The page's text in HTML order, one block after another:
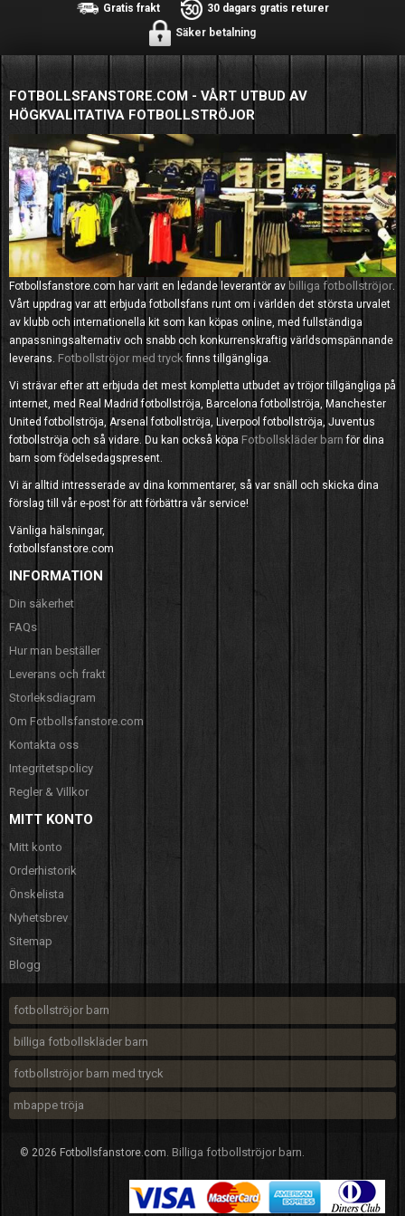
Gratis frakt
30 dagars gratis returer
Säker betalning
FOTBOLLSFANSTORE.COM - VÅRT UTBUD AV
HÖGKVALITATIVA FOTBOLLSTRÖJOR
Fotbollsfanstore.com har varit en ledande leverantör av billiga fotbollströjor.
Vårt uppdrag var att erbjuda fotbollsfans runt om i världen det största urvalet
av klubb och internationella kit som kan köpas online, med fullständiga
anpassningsalternativ och snabb och konkurrenskraftig världsomspännande
leverans. Fotbollströjor med tryck finns tillgängliga.
Vi strävar efter att erbjuda det mest kompletta utbudet av tröjor tillgängliga på
internet, med Real Madrid fotbollströja, Barcelona fotbollströja, Manchester
United fotbollströja, Arsenal fotbollströja, Liverpool fotbollströja, Juventus
fotbollströja och så vidare. Du kan också köpa Fotbollskläder barn för dina
barn som födelsedagspresent.
Vi är alltid intresserade av dina kommentarer, så var snäll och skicka dina
förslag till vår e-post för att förbättra vår service!
Vänliga hälsningar,
fotbollsfanstore.com
INFORMATION
Din säkerhet
FAQs
Hur man beställer
Leverans och frakt
Storleksdiagram
Om Fotbollsfanstore.com
Kontakta oss
Integritetspolicy
Regler & Villkor
MITT KONTO
Mitt konto
Orderhistorik
Önskelista
Nyhetsbrev
Sitemap
Blogg
fotbollströjor barn
billiga fotbollskläder barn
fotbollströjor barn med tryck
mbappe tröja
© 2026 Fotbollsfanstore.com. Billiga fotbollströjor barn.